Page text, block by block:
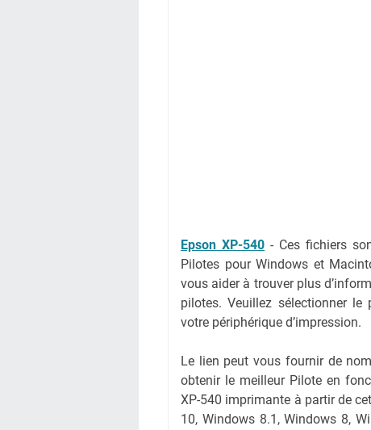
Epson XP-540 - Ces fichiers
Pilotes pour Windows et
vous aider à trouver plus
pilotes. Veuillez sélectionner le
votre périphérique d’impression.
Le lien peut vous fournir de
obtenir le meilleur Pilote en
XP-540 imprimante à partir de
10, Windows 8.1, Windows 8,